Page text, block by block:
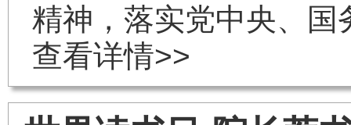
精神，落实党中央、
查看详情>>